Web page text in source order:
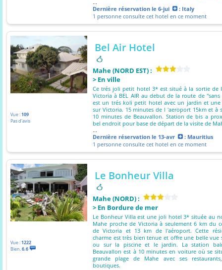
Dernière réservation le 6-jui
: Italy
1 personne consulte cet hotel en ce moment
Vue :109
Pas d'avis
Bel Air Hotel
Mahe (NORD EST) :
> En ville
Ce trés joli petit hotel 3* est situé à la sortie de
Victoria à BEL AIR au debut de la route de "sans
est un trés koli petit hotel avec un jardin et une
sur Victoria. 15 minutes de l 'aeroport 15km et à
10 minutes de Beauvallon. Station de bis a
bel endroit pour base de départ de la visite de
Dernière réservation le 13-avr
: Mauritius
1 personne consulte cet hotel en ce moment
Vue :1222
Bien.6.6
Le Bonheur Villa
Mahe (NORD) :
> En Bordure de mer
Le Bonheur Villa est une joli hotel 3* située au
Mahe proche de Victoria à seulement 6 km du
de Victoria et 13 km de l'aéroport. Cette
charme est très bien tenue et offre une belle vue
ou sur la piscine et le jardin. La station
Beauvallon est à 10 minutes en voiture où se
grande plage de Mahe avec ses
boutiques.